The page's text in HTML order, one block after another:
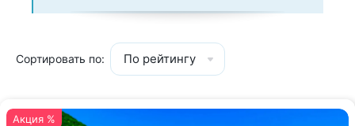
Сортировать по: По рейтингу
Акция %